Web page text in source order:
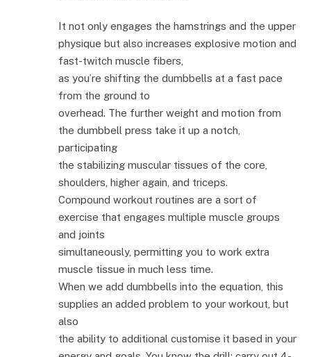
It not only engages the hamstrings and the upper
physique but also increases explosive motion and
fast-twitch muscle fibers,
as you’re shifting the dumbbells at a fast pace
from the ground to
overhead. The further weight and motion from
the dumbbell press take it up a notch,
participating
the stabilizing muscular tissues of the core,
shoulders, higher again, and triceps.
Compound workout routines are a sort of
exercise that engages multiple muscle groups
and joints
simultaneously, permitting you to work extra
muscle tissue in much less time.
When we add dumbbells into the equation, this
supplies an added problem to your workout, but
also
the ability to additional customise it based in your